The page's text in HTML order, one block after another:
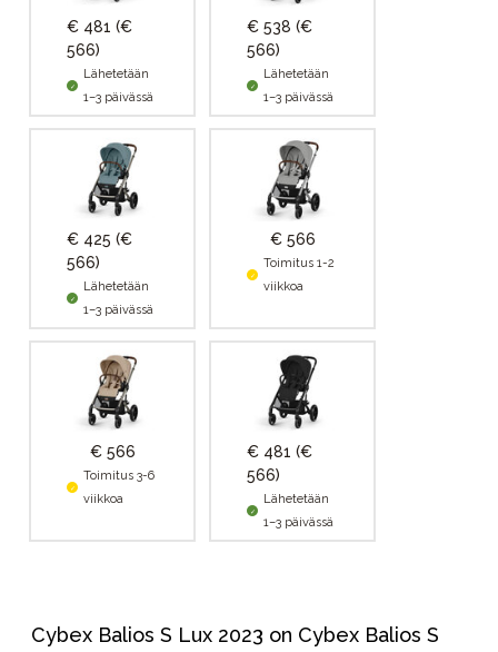
€ 481 (€
566)
Lähetetään
1–3 päivässä
€ 538 (€
566)
Lähetetään
1–3 päivässä
€ 425 (€
566)
Lähetetään
1–3 päivässä
€ 566
Toimitus 1-2
viikkoa
€ 566
Toimitus 3-6
viikkoa
€ 481 (€
566)
Lähetetään
1–3 päivässä
Cybex Balios S Lux 2023 on Cybex Balios S